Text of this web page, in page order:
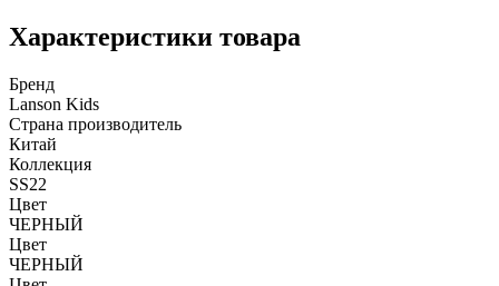
Характеристики товара
Бренд
Lanson Kids
Страна производитель
Китай
Коллекция
SS22
Цвет
ЧЕРНЫЙ
Цвет
ЧЕРНЫЙ